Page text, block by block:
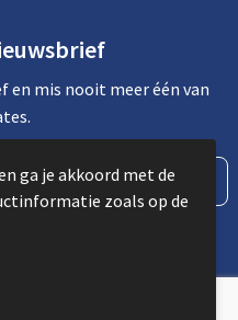
en mis nooit meer één van
2023
ga je akkoord met de
zoals op de